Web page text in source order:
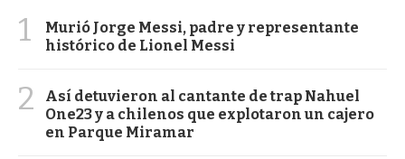
1
Murió Jorge Messi, padre y representante
histórico de Lionel Messi
2
Así detuvieron al cantante de trap Nahuel
One23 y a chilenos que explotaron un cajero
en Parque Miramar